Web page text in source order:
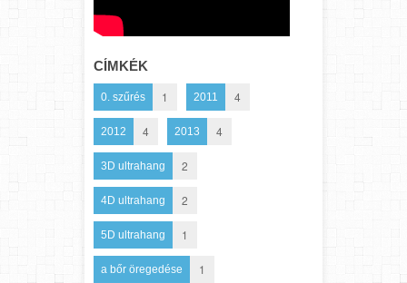
CÍMKÉK
0. szűrés 1 2011 4
2012 4 2013 4
3D ultrahang 2
4D ultrahang 2
5D ultrahang 1
a bőr öregedése 1